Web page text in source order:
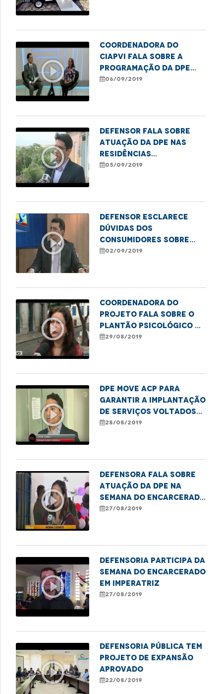
play_circle_outline
Coordenadora do
CIAPVI fala sobre a
programação da DPE
para comemorar o
06/09/2019
play_circle_outline
Defensor fala sobre
atuação da DPE nas
residências
prejudicadas pelo
05/09/2019
play_circle_outline
Defensor esclarece
dúvidas dos
consumidores sobre
consórcio
02/09/2019
play_circle_outline
Coordenadora do
projeto fala sobre o
Plantão Psicológico na
Defensoria
29/08/2019
play_circle_outline
DPE move ACP para
garantir a implantação
de serviços voltados
ao tratamento de
28/08/2019
play_circle_outline
Defensora fala sobre
atuação da DPE na
Semana do Encarcerado
em Imperatriz
27/08/2019
play_circle_outline
Defensoria participa da
Semana do Encarcerado
em Imperatriz
27/08/2019
play_circle_outline
Defensoria Pública tem
projeto de expansão
aprovado
22/08/2019